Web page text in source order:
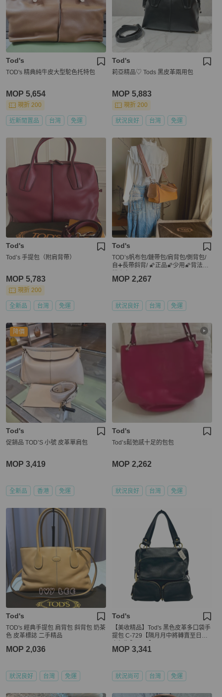
Tod's
TOD's 精典純牛皮大型駝色托特包
MOP 5,654
現折 200
近新閒置品 台灣 免運
Tod's
莉亞精品♡ Tods 黑皮革兩用包
MOP 5,883
現折 200
狀況良好 台灣 免運
Tod's
Tod’s 手提包（附肩背帶）
MOP 5,783
現折 200
全新品 台灣 免運
Tod's
TOD’s帆布包/鏈帶包/肩背包/側背包/
自➕長帶斜背/ 🌠正品🌠少用🌠背法多
MOP 2,267
狀況良好 台灣 免運
降價
Tod's
促銷品 TOD’S 小號 皮革單肩包
MOP 3,419
全新品 香港 免運
Tod's
Tod’s鬆弛感十足的包包
MOP 2,262
狀況良好 台灣 免運
Tod's
TOD's 經典手提包 肩背包 斜背包 奶茶
色 皮革標誌 二手精品
MOP 2,036
狀況良好 台灣 免運
Tod's
【美收精品】Tod's 黑色皮革多口袋手
提包 C-729【隔月月中將轉賣至日本
MOP 3,341
狀況尚可 台灣 免運